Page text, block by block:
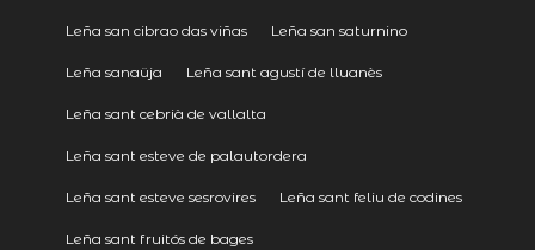
Leña san cibrao das viñas Leña san saturnino
Leña sanaüja Leña sant agustí de lluanès
Leña sant cebrià de vallalta
Leña sant esteve de palautordera
Leña sant esteve sesrovires Leña sant feliu de codines
Leña sant fruitós de bages